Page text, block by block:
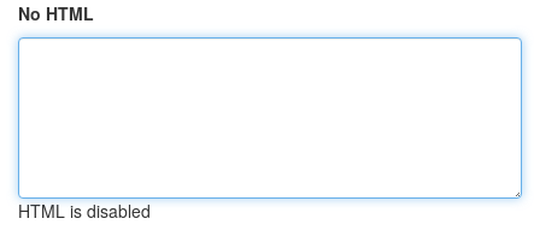
No HTML
HTML is disabled